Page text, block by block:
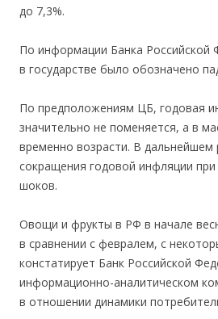
до 7,3%.
По информации Банка Российской
в государстве было обозначено
По предположениям ЦБ, годовая
значительно не поменяется, а в
временно возрасти. В дальнейшем
сокращения годовой инфляции
шоков.
Овощи и фрукты в РФ в начале
в сравнении с февралем, с
констатирует Банк Российской
информационно-аналитическом
в отношении динамики